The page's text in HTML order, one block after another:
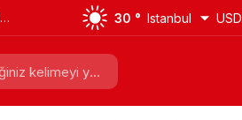
30 ° Istanbul USD